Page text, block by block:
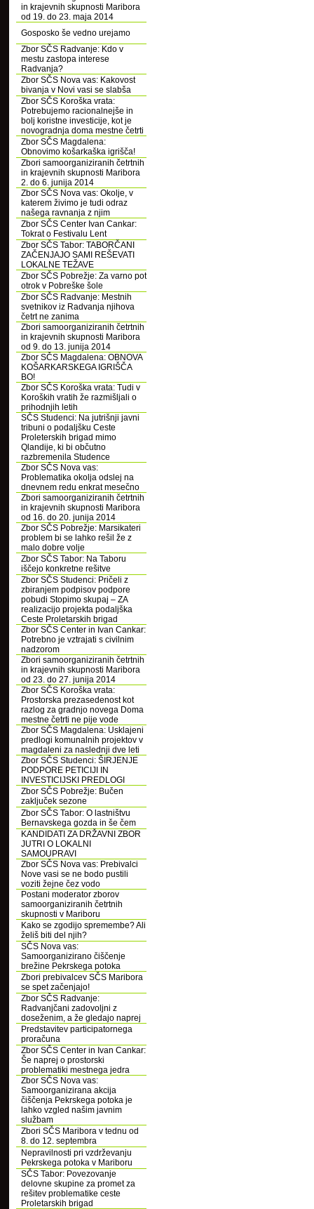
in krajevnih skupnosti Maribora
od 19. do 23. maja 2014
Gosposko še vedno urejamo
Zbor SČS Radvanje: Kdo v
mestu zastopa interese
Radvanja?
Zbor SČS Nova vas: Kakovost
bivanja v Novi vasi se slabša
Zbor SČS Koroška vrata:
Potrebujemo racionalnejše in
bolj koristne investicije, kot je
novogradnja doma mestne četrti
Zbor SČS Magdalena:
Obnovimo košarkaška igrišča!
Zbori samoorganiziranih četrtnih
in krajevnih skupnosti Maribora
2. do 6. junija 2014
Zbor SČS Nova vas: Okolje, v
katerem živimo je tudi odraz
našega ravnanja z njim
Zbor SČS Center Ivan Cankar:
Tokrat o Festivalu Lent
Zbor SČS Tabor: TABORČANI
ZAČENJAJO SAMI REŠEVATI
LOKALNE TEŽAVE
Zbor SČS Pobrežje: Za varno pot
otrok v Pobreške šole
Zbor SČS Radvanje: Mestnih
svetnikov iz Radvanja njihova
četrt ne zanima
Zbori samoorganiziranih četrtnih
in krajevnih skupnosti Maribora
od 9. do 13. junija 2014
Zbor SČS Magdalena: OBNOVA
KOŠARKARSKEGA IGRIŠČA
BO!
Zbor SČS Koroška vrata: Tudi v
Koroških vratih že razmišljali o
prihodnjih letih
SČS Studenci: Na jutrišnji javni
tribuni o podaljšku Ceste
Proleterskih brigad mimo
Qlandije, ki bi občutno
razbremenila Studence
Zbor SČS Nova vas:
Problematika okolja odslej na
dnevnem redu enkrat mesečno
Zbori samoorganiziranih četrtnih
in krajevnih skupnosti Maribora
od 16. do 20. junija 2014
Zbor SČS Pobrežje: Marsikateri
problem bi se lahko rešil že z
malo dobre volje
Zbor SČS Tabor: Na Taboru
iščejo konkretne rešitve
Zbor SČS Studenci: Pričeli z
zbiranjem podpisov podpore
pobudi Stopimo skupaj – ZA
realizacijo projekta podaljška
Ceste Proletarskih brigad
Zbor SČS Center in Ivan Cankar:
Potrebno je vztrajati s civilnim
nadzorom
Zbori samoorganiziranih četrtnih
in krajevnih skupnosti Maribora
od 23. do 27. junija 2014
Zbor SČS Koroška vrata:
Prostorska prezasedenost kot
razlog za gradnjo novega Doma
mestne četrti ne pije vode
Zbor SČS Magdalena: Usklajeni
predlogi komunalnih projektov v
magdaleni za naslednji dve leti
Zbor SČS Studenci: ŠIRJENJE
PODPORE PETICIJI IN
INVESTICIJSKI PREDLOGI
Zbor SČS Pobrežje: Bučen
zaključek sezone
Zbor SČS Tabor: O lastništvu
Bernavskega gozda in še čem
KANDIDATI ZA DRŽAVNI ZBOR
JUTRI O LOKALNI
SAMOUPRAVI
Zbor SČS Nova vas: Prebivalci
Nove vasi se ne bodo pustili
voziti žejne čez vodo
Postani moderator zborov
samoorganiziranih četrtnih
skupnosti v Mariboru
Kako se zgodijo spremembe? Ali
želiš biti del njih?
SČS Nova vas:
Samoorganizirano čiščenje
brežine Pekrskega potoka
Zbori prebivalcev SČS Maribora
se spet začenjajo!
Zbor SČS Radvanje:
Radvanjčani zadovoljni z
doseženim, a že gledajo naprej
Predstavitev participatornega
proračuna
Zbor SČS Center in Ivan Cankar:
Še naprej o prostorski
problematiki mestnega jedra
Zbor SČS Nova vas:
Samoorganizirana akcija
čiščenja Pekrskega potoka je
lahko vzgled našim javnim
službam
Zbori SČS Maribora v tednu od
8. do 12. septembra
Nepravilnosti pri vzdrževanju
Pekrskega potoka v Mariboru
SČS Tabor: Povezovanje
delovne skupine za promet za
rešitev problematike ceste
Proletarskih brigad